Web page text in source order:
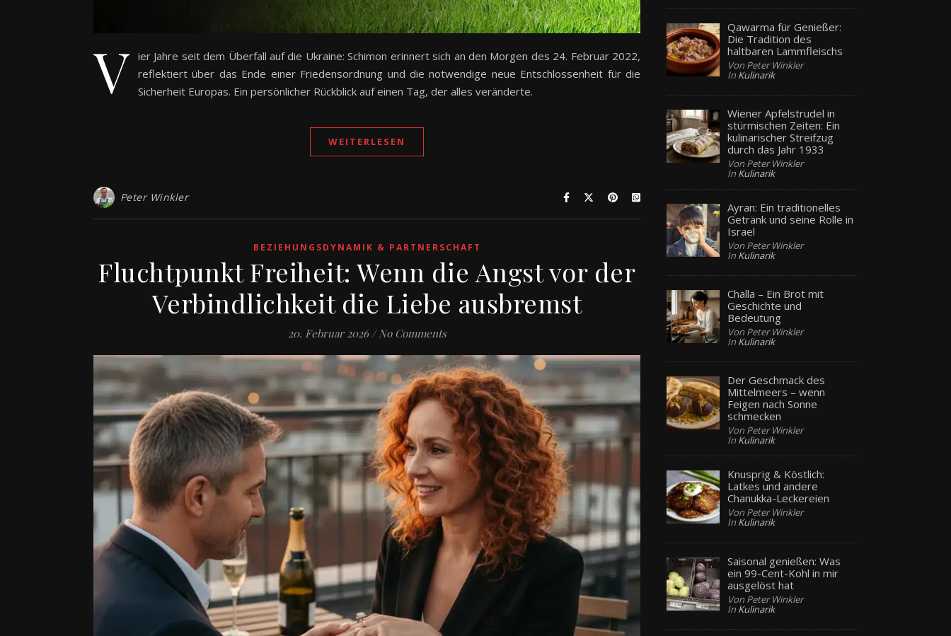
V ier Jahre seit dem Überfall auf die Ukraine: Schimon erinnert sich an den Morgen des 24. Februar 2022,
reflektiert über das Ende einer Friedensordnung und die notwendige neue Entschlossenheit für die
Sicherheit Europas. Ein persönlicher Rückblick auf einen Tag, der alles veränderte.
WEITERLESEN
Peter Winkler
BEZIEHUNGSDYNAMIK & PARTNERSCHAFT
Fluchtpunkt Freiheit: Wenn die Angst vor der
Verbindlichkeit die Liebe ausbremst
20. Februar 2026 / No Comments
Qawarma für Genießer:
Die Tradition des
haltbaren Lammfleischs
Von Peter Winkler
In Kulinarik
Wiener Apfelstrudel in
stürmischen Zeiten: Ein
kulinarischer Streifzug
durch das Jahr 1933
Von Peter Winkler
In Kulinarik
Ayran: Ein traditionelles
Getränk und seine Rolle in
Israel
Von Peter Winkler
In Kulinarik
Challa – Ein Brot mit
Geschichte und
Bedeutung
Von Peter Winkler
In Kulinarik
Der Geschmack des
Mittelmeers – wenn
Feigen nach Sonne
schmecken
Von Peter Winkler
In Kulinarik
Knusprig & Köstlich:
Latkes und andere
Chanukka-Leckereien
Von Peter Winkler
In Kulinarik
Saisonal genießen: Was
ein 99-Cent-Kohl in mir
ausgelöst hat
Von Peter Winkler
In Kulinarik